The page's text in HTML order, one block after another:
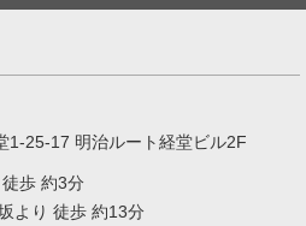
1-25-17 明治ルート経堂ビル2F
歩 約3分
より 徒歩 約13分